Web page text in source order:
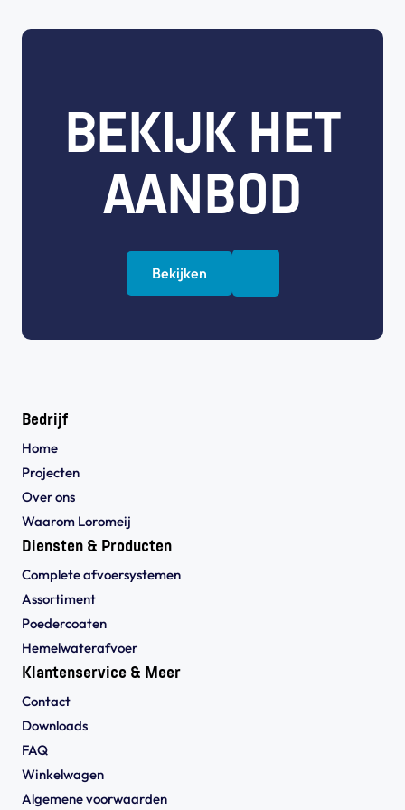
BEKIJK HET
AANBOD
Bekijken
Bedrijf
Home
Projecten
Over ons
Waarom Loromeij
Diensten & Producten
Complete afvoersystemen
Assortiment
Poedercoaten
Hemelwaterafvoer
Klantenservice & Meer
Contact
Downloads
FAQ
Winkelwagen
Algemene voorwaarden